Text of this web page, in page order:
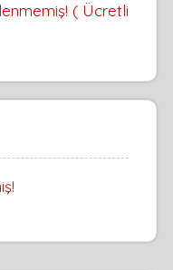
( Ücretli